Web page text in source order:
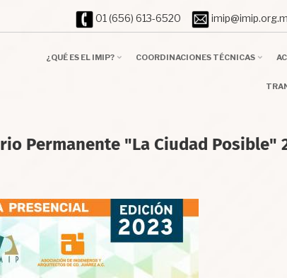
01 (656) 613-6520
¿QUÉ ES EL IMIP? COORDINACIONES TÉCNICAS
Permanente "La Ciudad Posible"